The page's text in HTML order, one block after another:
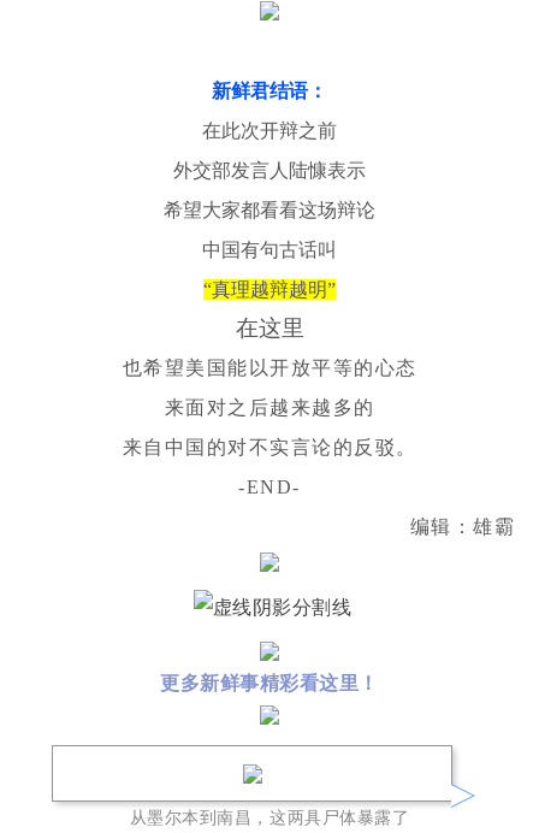
新鲜君结语：
在此次开辩之前
外交部发言人陆慷表示
希望大家都看看这场辩论
中国有句古话叫
“真理越辩越明”
在这里
也希望美国能以开放平等的心态
来面对之后越来越多的
来自中国的对不实言论的反驳。
-END-
编辑：雄霸
更多新鲜事精彩看这里！
从墨尔本到南昌，这两具尸体暴露了